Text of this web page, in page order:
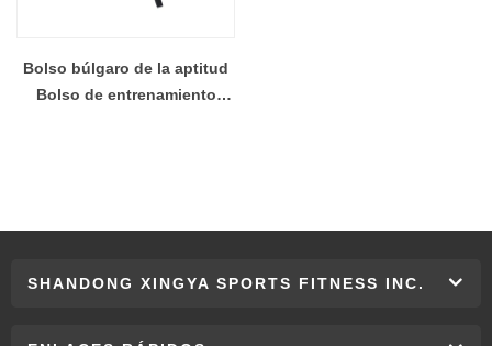
Bolso búlgaro de la aptitud
Bolso de entrenamiento
SHANDONG XINGYA SPORTS FITNESS INC.